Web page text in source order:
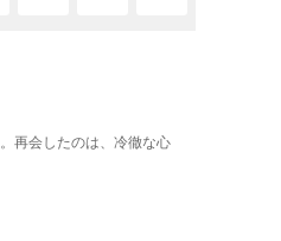
再会したのは、冷徹な心